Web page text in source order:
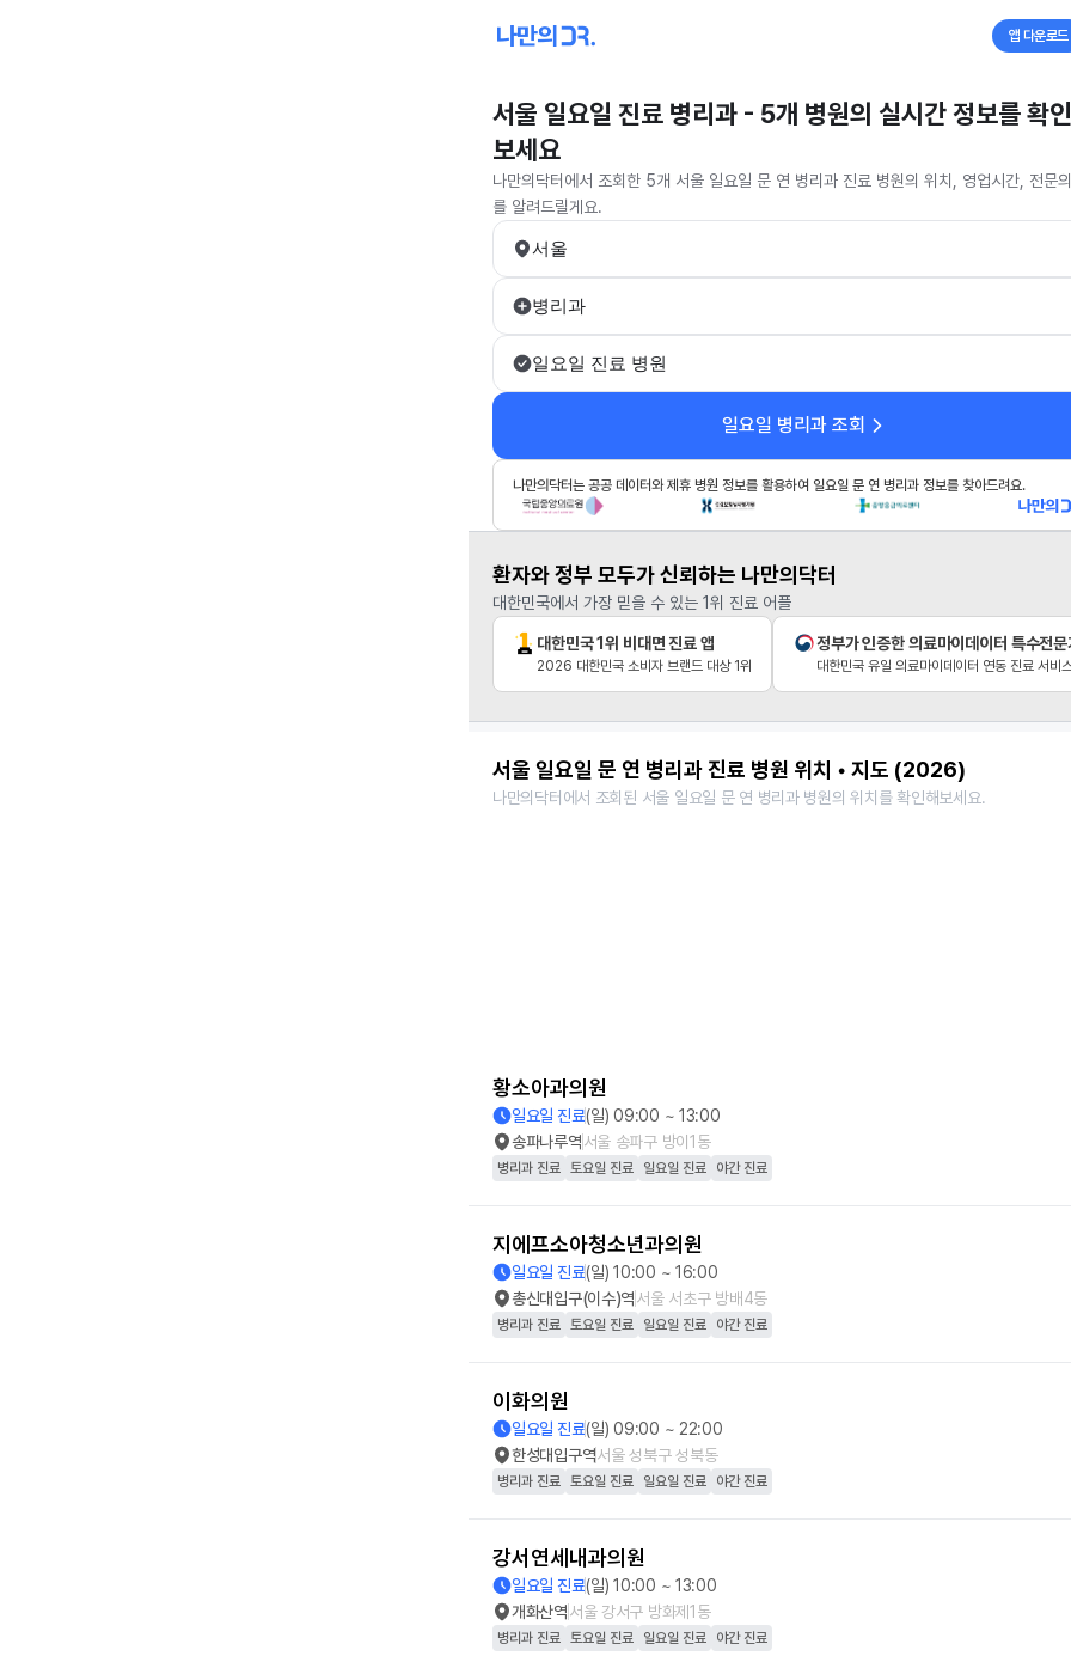
앱 다운로드
서울 일요일 진료 병리과 - 5개 병원의 실시간 정보를 확
보세요
나만의닥터에서 조회한 5개 서울 일요일 문 연 병리과 진료 병원의 위치, 영업시간, 전문
를 알려드릴게요.
서울
병리과
일요일 진료 병원
일요일 병리과 조회
나만의닥터는 공공 데이터와 제휴 병원 정보를 활용하여 일요일 문 연 병리과 정보를 찾아드려요.
환자와 정부 모두가 신뢰하는 나만의닥터
대한민국에서 가장 믿을 수 있는 1위 진료 어플
대한민국 1위 비대면 진료 앱
2026 대한민국 소비자 브랜드 대상 1위
정부가 인증한 의료마이데이터 특수전
대한민국 유일 의료마이데이터 연동 진료 서비
서울 일요일 문 연 병리과 진료 병원 위치 • 지도 (2026)
나만의닥터에서 조회된 서울 일요일 문 연 병리과 병원의 위치를 확인해보세요.
황소아과의원
일요일 진료(일) 09:00 ~ 13:00
송파나루역서울 송파구 방이1동
병리과 진료 토요일 진료 일요일 진료 야간 진료
지에프소아청소년과의원
일요일 진료(일) 10:00 ~ 16:00
총신대입구(이수)역서울 서초구 방배4동
병리과 진료 토요일 진료 일요일 진료 야간 진료
이화의원
일요일 진료(일) 09:00 ~ 22:00
한성대입구역서울 성북구 성북동
병리과 진료 토요일 진료 일요일 진료 야간 진료
강서연세내과의원
일요일 진료(일) 10:00 ~ 13:00
개화산역서울 강서구 방화제1동
병리과 진료 토요일 진료 일요일 진료 야간 진료